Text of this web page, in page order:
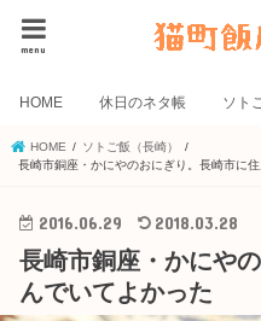
menu
HOME 休日のネタ帳 ソト
HOME
ソトご飯（長崎）
長崎市銅座・かにやのおにぎり。長崎市に
2016.06.29 2018.03.28
長崎市銅座・かにや
んでいてよかった